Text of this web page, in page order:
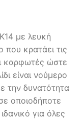
με λευκή
που κρατάει τις
καρφωτές ώστε
είναι νούμερο
την δυνατότητα
οποιοδήποτε
για όλες